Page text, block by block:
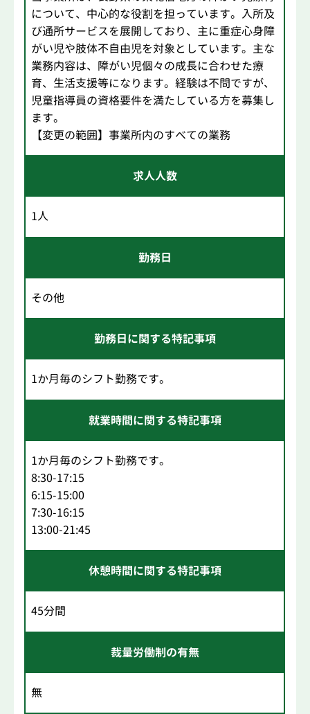
について、中心的な役割を担っています。入所及
び通所サービスを展開しており、主に重症心身障
がい児や肢体不自由児を対象としています。主な
業務内容は、障がい児個々の成長に合わせた療
育、生活支援等になります。経験は不問ですが、
児童指導員の資格要件を満たしている方を募集し
ます。
【変更の範囲】事業所内のすべての業務
求人人数
1人
勤務日
その他
勤務日に関する特記事項
1か月毎のシフト勤務です。
就業時間に関する特記事項
1か月毎のシフト勤務です。
8:30-17:15
6:15-15:00
7:30-16:15
13:00-21:45
休憩時間に関する特記事項
45分間
裁量労働制の有無
無